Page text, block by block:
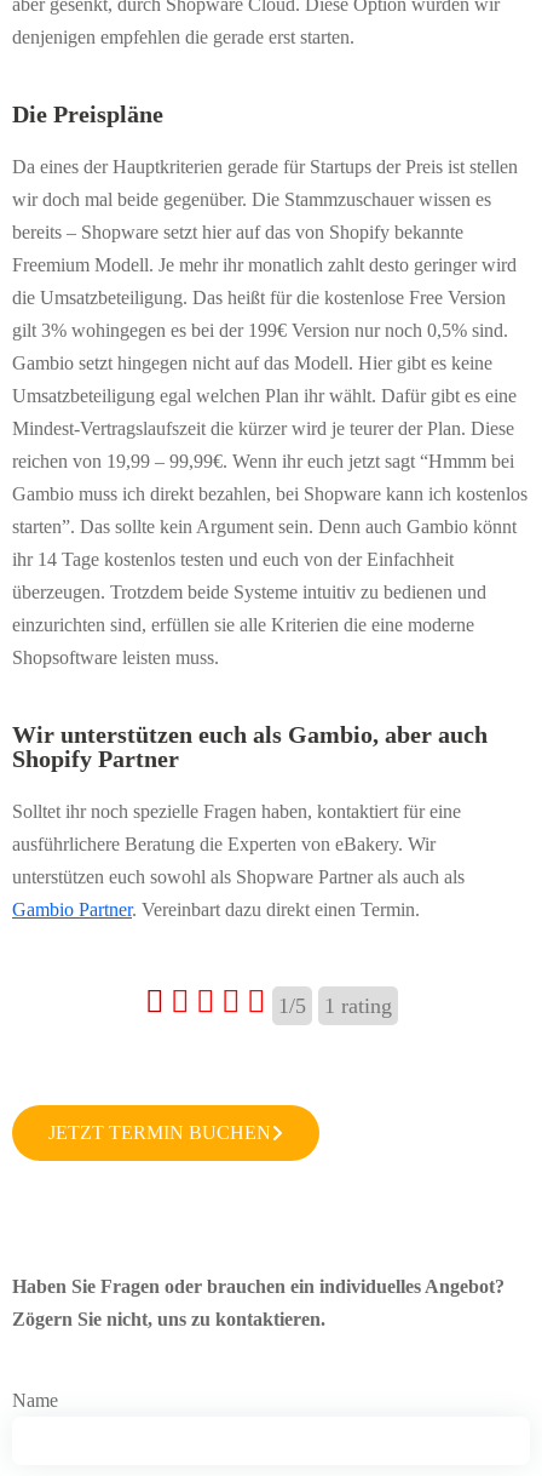
aber gesenkt, durch Shopware Cloud. Diese Option würden wir
denjenigen empfehlen die gerade erst starten.
Die Preispläne
Da eines der Hauptkriterien gerade für Startups der Preis ist stellen
wir doch mal beide gegenüber. Die Stammzuschauer wissen es
bereits – Shopware setzt hier auf das von Shopify bekannte
Freemium Modell. Je mehr ihr monatlich zahlt desto geringer wird
die Umsatzbeteiligung. Das heißt für die kostenlose Free Version
gilt 3% wohingegen es bei der 199€ Version nur noch 0,5% sind.
Gambio setzt hingegen nicht auf das Modell. Hier gibt es keine
Umsatzbeteiligung egal welchen Plan ihr wählt. Dafür gibt es eine
Mindest-Vertragslaufszeit die kürzer wird je teurer der Plan. Diese
reichen von 19,99 – 99,99€. Wenn ihr euch jetzt sagt “Hmmm bei
Gambio muss ich direkt bezahlen, bei Shopware kann ich kostenlos
starten”. Das sollte kein Argument sein. Denn auch Gambio könnt
ihr 14 Tage kostenlos testen und euch von der Einfachheit
überzeugen. Trotzdem beide Systeme intuitiv zu bedienen und
einzurichten sind, erfüllen sie alle Kriterien die eine moderne
Shopsoftware leisten muss.
Wir unterstützen euch als Gambio, aber auch
Shopify Partner
Solltet ihr noch spezielle Fragen haben, kontaktiert für eine
ausführlichere Beratung die Experten von eBakery. Wir
unterstützen euch sowohl als Shopware Partner als auch als
Gambio Partner. Vereinbart dazu direkt einen Termin.
1/5 1 rating
JETZT TERMIN BUCHEN
Haben Sie Fragen oder brauchen ein individuelles Angebot?
Zögern Sie nicht, uns zu kontaktieren.
Name